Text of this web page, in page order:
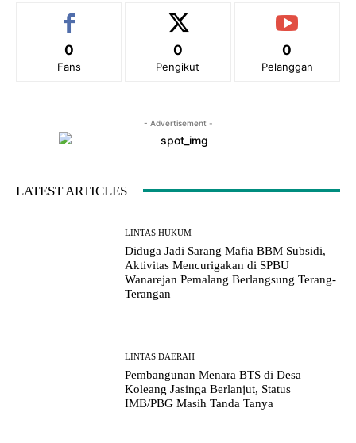
0
Fans
0
Pengikut
0
Pelanggan
- Advertisement -
LATEST ARTICLES
LINTAS HUKUM
Diduga Jadi Sarang Mafia BBM Subsidi,
Aktivitas Mencurigakan di SPBU
Wanarejan Pemalang Berlangsung Terang-
Terangan
LINTAS DAERAH
Pembangunan Menara BTS di Desa
Koleang Jasinga Berlanjut, Status
IMB/PBG Masih Tanda Tanya